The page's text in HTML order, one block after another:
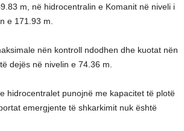
m, në hidrocentralin e Komanit në niveli i
e 171.93 m.
nën kontroll ndodhen dhe kuotat nën
dejës në nivelin e 74.36 m.
hidrocentralet punojnë me kapacitet të plotë
emergjente të shkarkimit nuk është